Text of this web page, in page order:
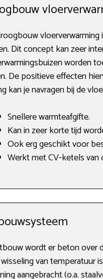
Dit concept kan zeer
worden
De positieve effecten
kan je navragen bij de
Snellere warmteafgifte.
Kan in zeer korte tijd
Ook erg geschikt voor
Werkt met CV-ketels van
wordt er beton over
van temperatuur
aangebracht (o.a.